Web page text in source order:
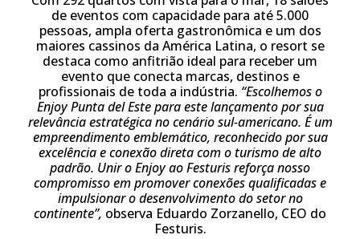
de eventos com capacidade para até 5.000
pessoas, ampla oferta gastronômica e um dos
maiores cassinos da América Latina, o resort se
destaca como anfitrião ideal para receber um
evento que conecta marcas, destinos e
profissionais de toda a indústria. “Escolhemos o
Enjoy Punta del Este para este lançamento por sua
relevância estratégica no cenário sul-americano. É um
empreendimento emblemático, reconhecido por sua
excelência e conexão direta com o turismo de alto
padrão. Unir o Enjoy ao Festuris reforça nosso
compromisso em promover conexões qualificadas e
impulsionar o desenvolvimento do setor no
continente”, observa Eduardo Zorzanello, CEO do
Festuris.